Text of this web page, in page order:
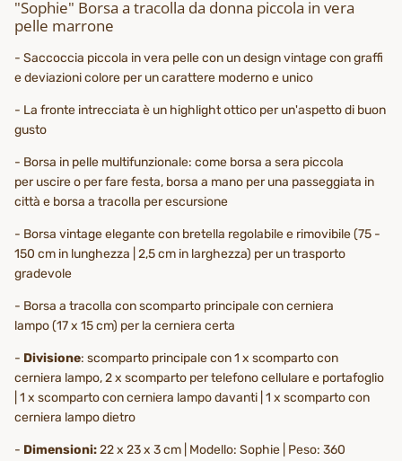
"Sophie" Borsa a tracolla da donna piccola in vera
pelle marrone
- Saccoccia piccola in vera pelle con un design vintage con graffi
e deviazioni colore per un carattere moderno e unico
- La fronte intrecciata è un highlight ottico per un'aspetto di buon
gusto
- Borsa in pelle multifunzionale: come borsa a sera piccola
per uscire o per fare festa, borsa a mano per una passeggiata in
città e borsa a tracolla per escursione
- Borsa vintage elegante con bretella regolabile e rimovibile (75 -
150 cm in lunghezza | 2,5 cm in larghezza) per un trasporto
gradevole
- Borsa a tracolla con scomparto principale con cerniera
lampo (17 x 15 cm) per la cerniera certa
- Divisione: scomparto principale con 1 x scomparto con
cerniera lampo, 2 x scomparto per telefono cellulare e portafoglio
| 1 x scomparto con cerniera lampo davanti | 1 x scomparto con
cerniera lampo dietro
- Dimensioni:22 x 23 x 3 cm | Modello: Sophie | Peso: 360